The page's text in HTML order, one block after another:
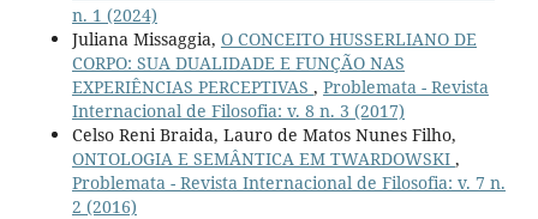
n. 1 (2024)
Juliana Missaggia, O CONCEITO HUSSERLIANO DE
CORPO: SUA DUALIDADE E FUNÇÃO NAS
EXPERIÊNCIAS PERCEPTIVAS , Problemata - Revista
Internacional de Filosofia: v. 8 n. 3 (2017)
Celso Reni Braida, Lauro de Matos Nunes Filho,
ONTOLOGIA E SEMÂNTICA EM TWARDOWSKI ,
Problemata - Revista Internacional de Filosofia: v. 7 n.
2 (2016)